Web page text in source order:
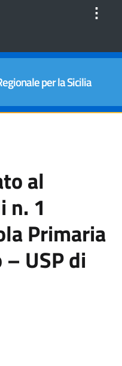
⋮
per la Sicilia
al
n. 1
Primaria
USP di